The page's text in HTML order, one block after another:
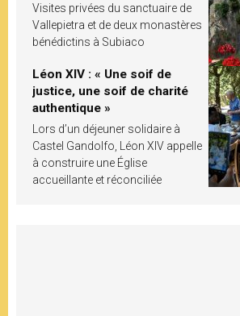
Visites privées du sanctuaire de
Vallepietra et de deux monastères
bénédictins à Subiaco
Léon XIV : « Une soif de
justice, une soif de charité
authentique »
Lors d’un déjeuner solidaire à
Castel Gandolfo, Léon XIV appelle
à construire une Église
accueillante et réconciliée